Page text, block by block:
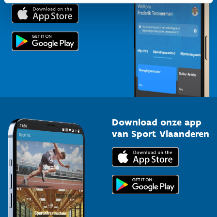
Trainers en begeleiders
Topsporters
Voor de pers
Download onze app
van Sport Vlaanderen